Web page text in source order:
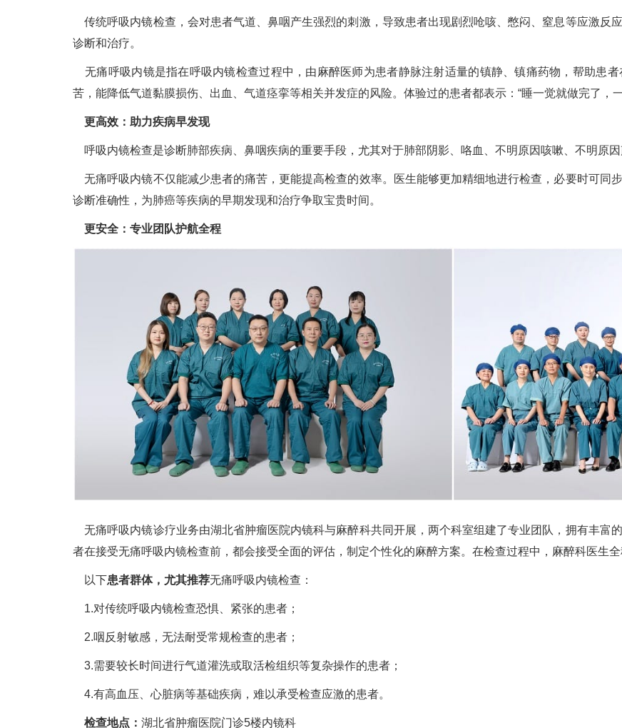
传统呼吸内镜检查，会对患者气道、鼻咽产生强烈的刺激，导致患者出现剧烈呛咳、憋闷、窒息等应激反
诊断和治疗。
无痛呼吸内镜是指在呼吸内镜检查过程中，由麻醉医师为患者静脉注射适量的镇静、镇痛药物，帮助患
苦，能降低气道黏膜损伤、出血、气道痉挛等相关并发症的风险。体验过的患者都表示：“睡一觉就做完了，
更高效：助力疾病早发现
呼吸内镜检查是诊断肺部疾病、鼻咽疾病的重要手段，尤其对于肺部阴影、咯血、不明原因咳嗽、不明原
无痛呼吸内镜不仅能减少患者的痛苦，更能提高检查的效率。医生能够更加精细地进行检查，必要时可同
诊断准确性，为肺癌等疾病的早期发现和治疗争取宝贵时间。
更安全：专业团队护航全程
无痛呼吸内镜诊疗业务由湖北省肿瘤医院内镜科与麻醉科共同开展，两个科室组建了专业团队，拥有丰富
者在接受无痛呼吸内镜检查前，都会接受全面的评估，制定个性化的麻醉方案。在检查过程中，麻醉科医生全
以下患者群体，尤其推荐无痛呼吸内镜检查：
1.对传统呼吸内镜检查恐惧、紧张的患者；
2.咽反射敏感，无法耐受常规检查的患者；
3.需要较长时间进行气道灌洗或取活检组织等复杂操作的患者；
4.有高血压、心脏病等基础疾病，难以承受检查应激的患者。
检查地点： 湖北省肿瘤医院门诊5楼内镜科